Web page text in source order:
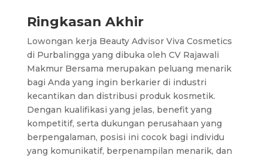
Ringkasan Akhir
Lowongan kerja Beauty Advisor Viva Cosmetics
di Purbalingga yang dibuka oleh CV Rajawali
Makmur Bersama merupakan peluang menarik
bagi Anda yang ingin berkarier di industri
kecantikan dan distribusi produk kosmetik.
Dengan kualifikasi yang jelas, benefit yang
kompetitif, serta dukungan perusahaan yang
berpengalaman, posisi ini cocok bagi individu
yang komunikatif, berpenampilan menarik, dan